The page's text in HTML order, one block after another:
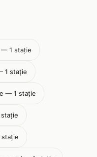
— 1 stație
1 stație
— 1 stație